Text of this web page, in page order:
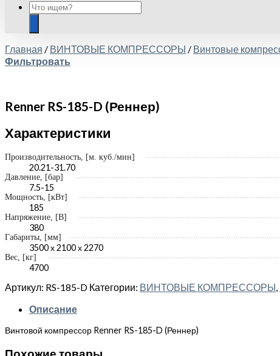
Главная / ВИНТОВЫЕ КОМПРЕССОРЫ / Винтовые
Фильтровать
Renner RS-185-D (Реннер)
Характеристики
Производительность, [м. куб./мин]
20.21-31.70
Давление, [бар]
7.5-15
Мощность, [кВт]
185
Напряжение, [В]
380
Габариты, [мм]
3500 х 2100 х 2270
Вес, [кг]
4700
Артикул: RS-185-D Категории: ВИНТОВЫЕ КОМПРЕССОРЫ,
Описание
Винтовой компрессор Renner RS-185-D (Реннер)